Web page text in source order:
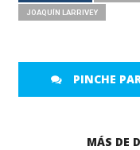
JOAQUÍN LARRIVEY
PINCHE
MÁS DE